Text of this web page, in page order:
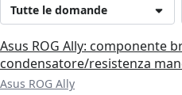
Tutte le domande
Asus ROG Ally: componente
condensatore/resistenza
Asus ROG Ally